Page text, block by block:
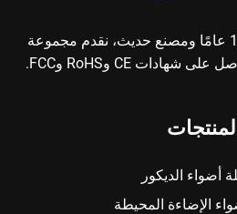
مدعومًا بخبرة تزيد عن 18 عامًا ومصنع حديث، نقدم مجموعة
المنتجات
أضواء الديكور
الإضاءة المحيطة